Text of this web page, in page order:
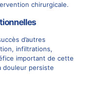
chirurgicale.
d’autres
infiltrations,
important de cette
douleur persiste